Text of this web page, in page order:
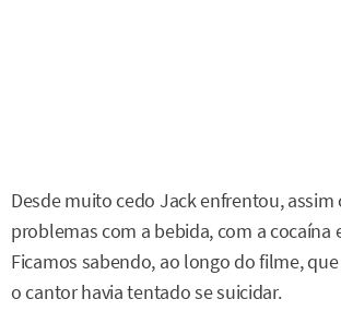
Desde muito cedo Jack enfrentou, assim
problemas com a bebida, com a cocaína
Ficamos sabendo, ao longo do filme,
o cantor havia tentado se suicidar.